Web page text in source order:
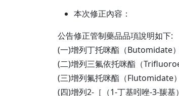
本次修正內容：
公告修正管制藥品品項說明如下:
(一)增列丁托咪酯（Butomidate
(二)增列三氟依托咪酯（
(三)增列氟托咪酯（Flutomidate
(四)增列2-［（1-丁基吲唑-3-羰